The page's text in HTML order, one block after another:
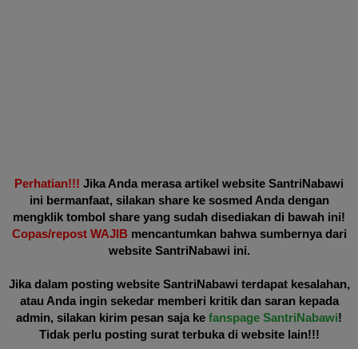
Perhatian!!! Jika Anda merasa artikel website SantriNabawi
ini bermanfaat, silakan share ke sosmed Anda dengan
mengklik tombol share yang sudah disediakan di bawah ini!
Copas/repost WAJIB mencantumkan bahwa sumbernya dari
website SantriNabawi ini.
Jika dalam posting website SantriNabawi terdapat kesalahan,
atau Anda ingin sekedar memberi kritik dan saran kepada
admin, silakan kirim pesan saja ke fanspage SantriNabawi!
Tidak perlu posting surat terbuka di website lain!!!